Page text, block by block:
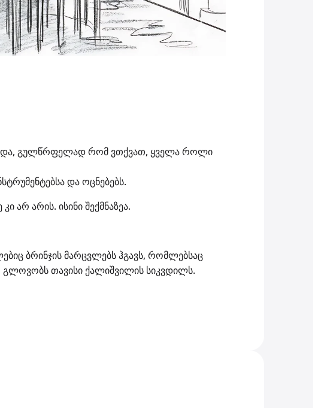
და, გულწრფელად რომ ვთქვათ, ყველა როლი
და ოცნებებს.
არ არის. ისინი შექმნაზეა.
ბრინჯის მარცვლებს ჰგავს, რომლებსაც
გლოვობს თავისი ქალიშვილის სიკვდილს.